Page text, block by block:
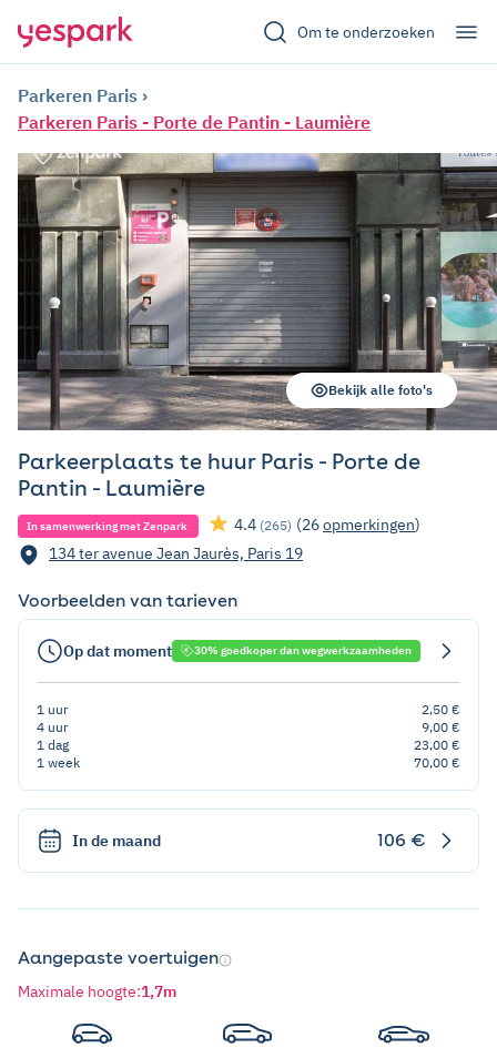
Om te onderzoeken
Parkeren Paris
Parkeren Paris - Porte de Pantin - Laumière
Parkeerplaats te huur Paris - Porte de
Pantin - Laumière
In samenwerking met Zenpark 4.4 (265) (26opmerkingen)
134 ter avenue Jean Jaurès, Paris 19
Bekijk alle foto's
Voorbeelden van tarieven
Op dat moment 30% goedkoper dan wegwerkzaamheden
1 uur
2,50 €
4 uur
9,00 €
1 dag
23,00 €
1 week
70,00 €
In de maand 106 €
Aangepaste voertuigen
Maximale hoogte:1,7m